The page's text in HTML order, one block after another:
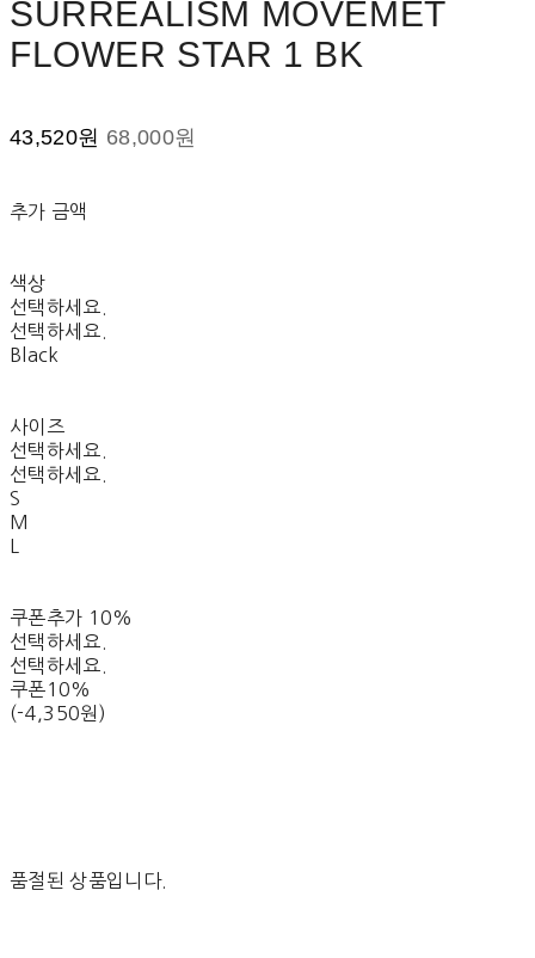
SURREALISM MOVEMET
FLOWER STAR 1 BK
43,520원 68,000원
추가 금액
색상
선택하세요.
선택하세요.
Black
사이즈
선택하세요.
선택하세요.
S
M
쿠폰추가 10%
선택하세요.
선택하세요.
쿠폰10%
(-4,350원)
품절된 상품입니다.